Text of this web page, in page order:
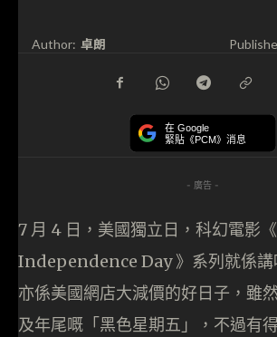
Author: 卓朗
在 Google
緊貼《PCM》消息
- 廣告 -
7 月 4 日，美國獨立日，科幻電影《
Independence Day 》系列就係講
亦係美國網店大減價的好日子，雖
及年尾嘅「黑色星期五」，不過有